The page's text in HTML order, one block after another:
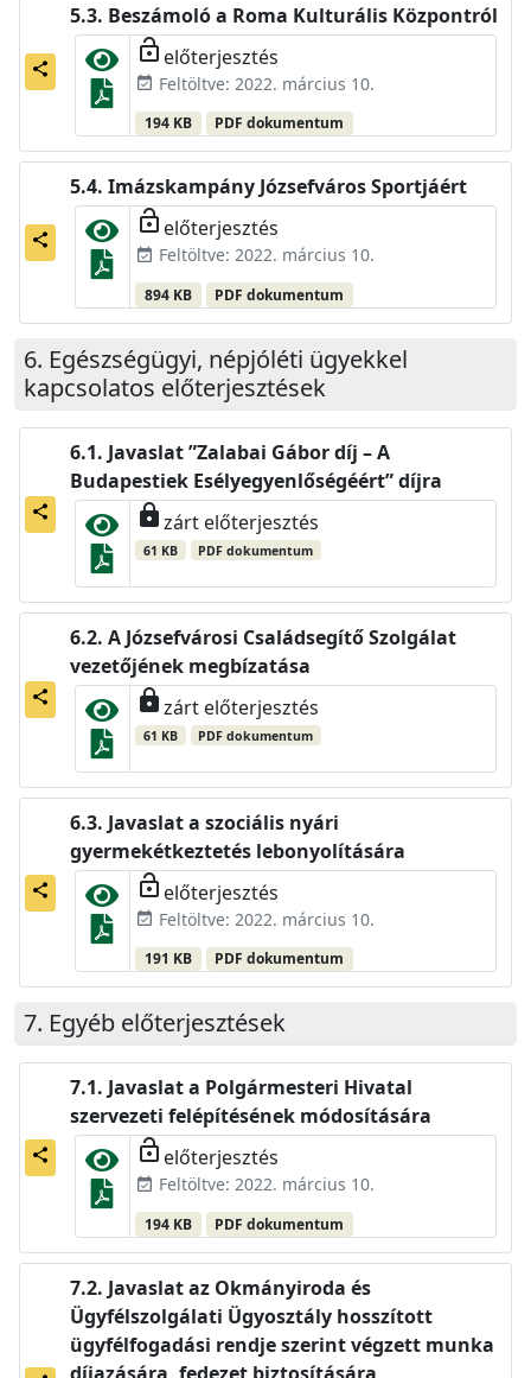
share
Beszámoló a Roma Kulturális Központról
lock_open előterjesztés
event_available Feltöltve: 2022. március 10.
194 KB PDF dokumentum
share
Imázskampány Józsefváros Sportjáért
lock_open előterjesztés
event_available Feltöltve: 2022. március 10.
894 KB PDF dokumentum
Egészségügyi, népjóléti ügyekkel
kapcsolatos előterjesztések
share
Javaslat ”Zalabai Gábor díj – A
Budapestiek Esélyegyenlőségéért” díjra
lockzárt előterjesztés
61 KB PDF dokumentum
share
A Józsefvárosi Családsegítő Szolgálat
vezetőjének megbízatása
lockzárt előterjesztés
61 KB PDF dokumentum
share
Javaslat a szociális nyári
gyermekétkeztetés lebonyolítására
lock_open előterjesztés
event_available Feltöltve: 2022. március 10.
191 KB PDF dokumentum
Egyéb előterjesztések
share
Javaslat a Polgármesteri Hivatal
szervezeti felépítésének módosítására
lock_open előterjesztés
event_available Feltöltve: 2022. március 10.
194 KB PDF dokumentum
Javaslat az Okmányiroda és
Ügyfélszolgálati Ügyosztály hosszított
ügyfélfogadási rendje szerint végzett munka